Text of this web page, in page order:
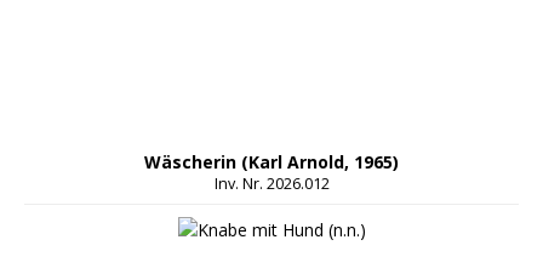
Wäscherin (Karl Arnold, 1965)
Inv. Nr. 2026.012